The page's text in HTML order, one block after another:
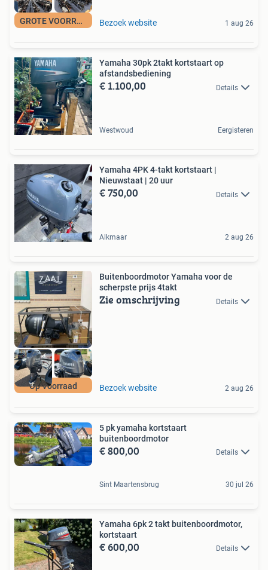
GROTE VOORRAAD Bezoek website 1 aug 26
Yamaha 30pk 2takt kortstaart op
afstandsbediening
€ 1.100,00 Details
Westwoud Eergisteren
Yamaha 4PK 4-takt kortstaart |
Nieuwstaat | 20 uur
€ 750,00 Details
Alkmaar 2 aug 26
Op Voorraad
Buitenboordmotor Yamaha voor de
scherpste prijs 4takt
Zie omschrijving Details
Bezoek website 2 aug 26
5 pk yamaha kortstaart
buitenboordmotor
€ 800,00 Details
Sint Maartensbrug 30 jul 26
Yamaha 6pk 2 takt buitenboordmotor,
kortstaart
€ 600,00 Details